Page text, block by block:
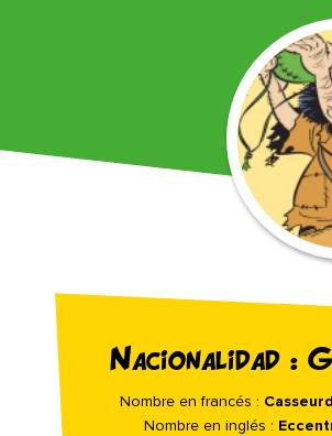
Nacionalidad :
Nombre en francés :
Nombre en inglés :